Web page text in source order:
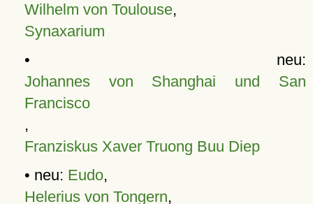
Wilhelm von Toulouse,
Synaxarium
• neu:
Johannes von Shanghai und San
Francisco
,
Franziskus Xaver Truong Buu Diep
• neu: Eudo,
Helerius von Tongern,